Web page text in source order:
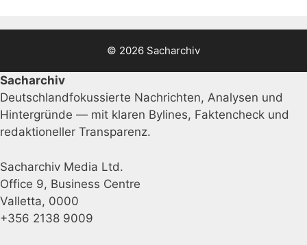
© 2026 Sacharchiv
Sacharchiv
Deutschlandfokussierte Nachrichten, Analysen und
Hintergründe — mit klaren Bylines, Faktencheck und
redaktioneller Transparenz.
Sacharchiv Media Ltd.
Office 9, Business Centre
Valletta, 0000
+356 2138 9009